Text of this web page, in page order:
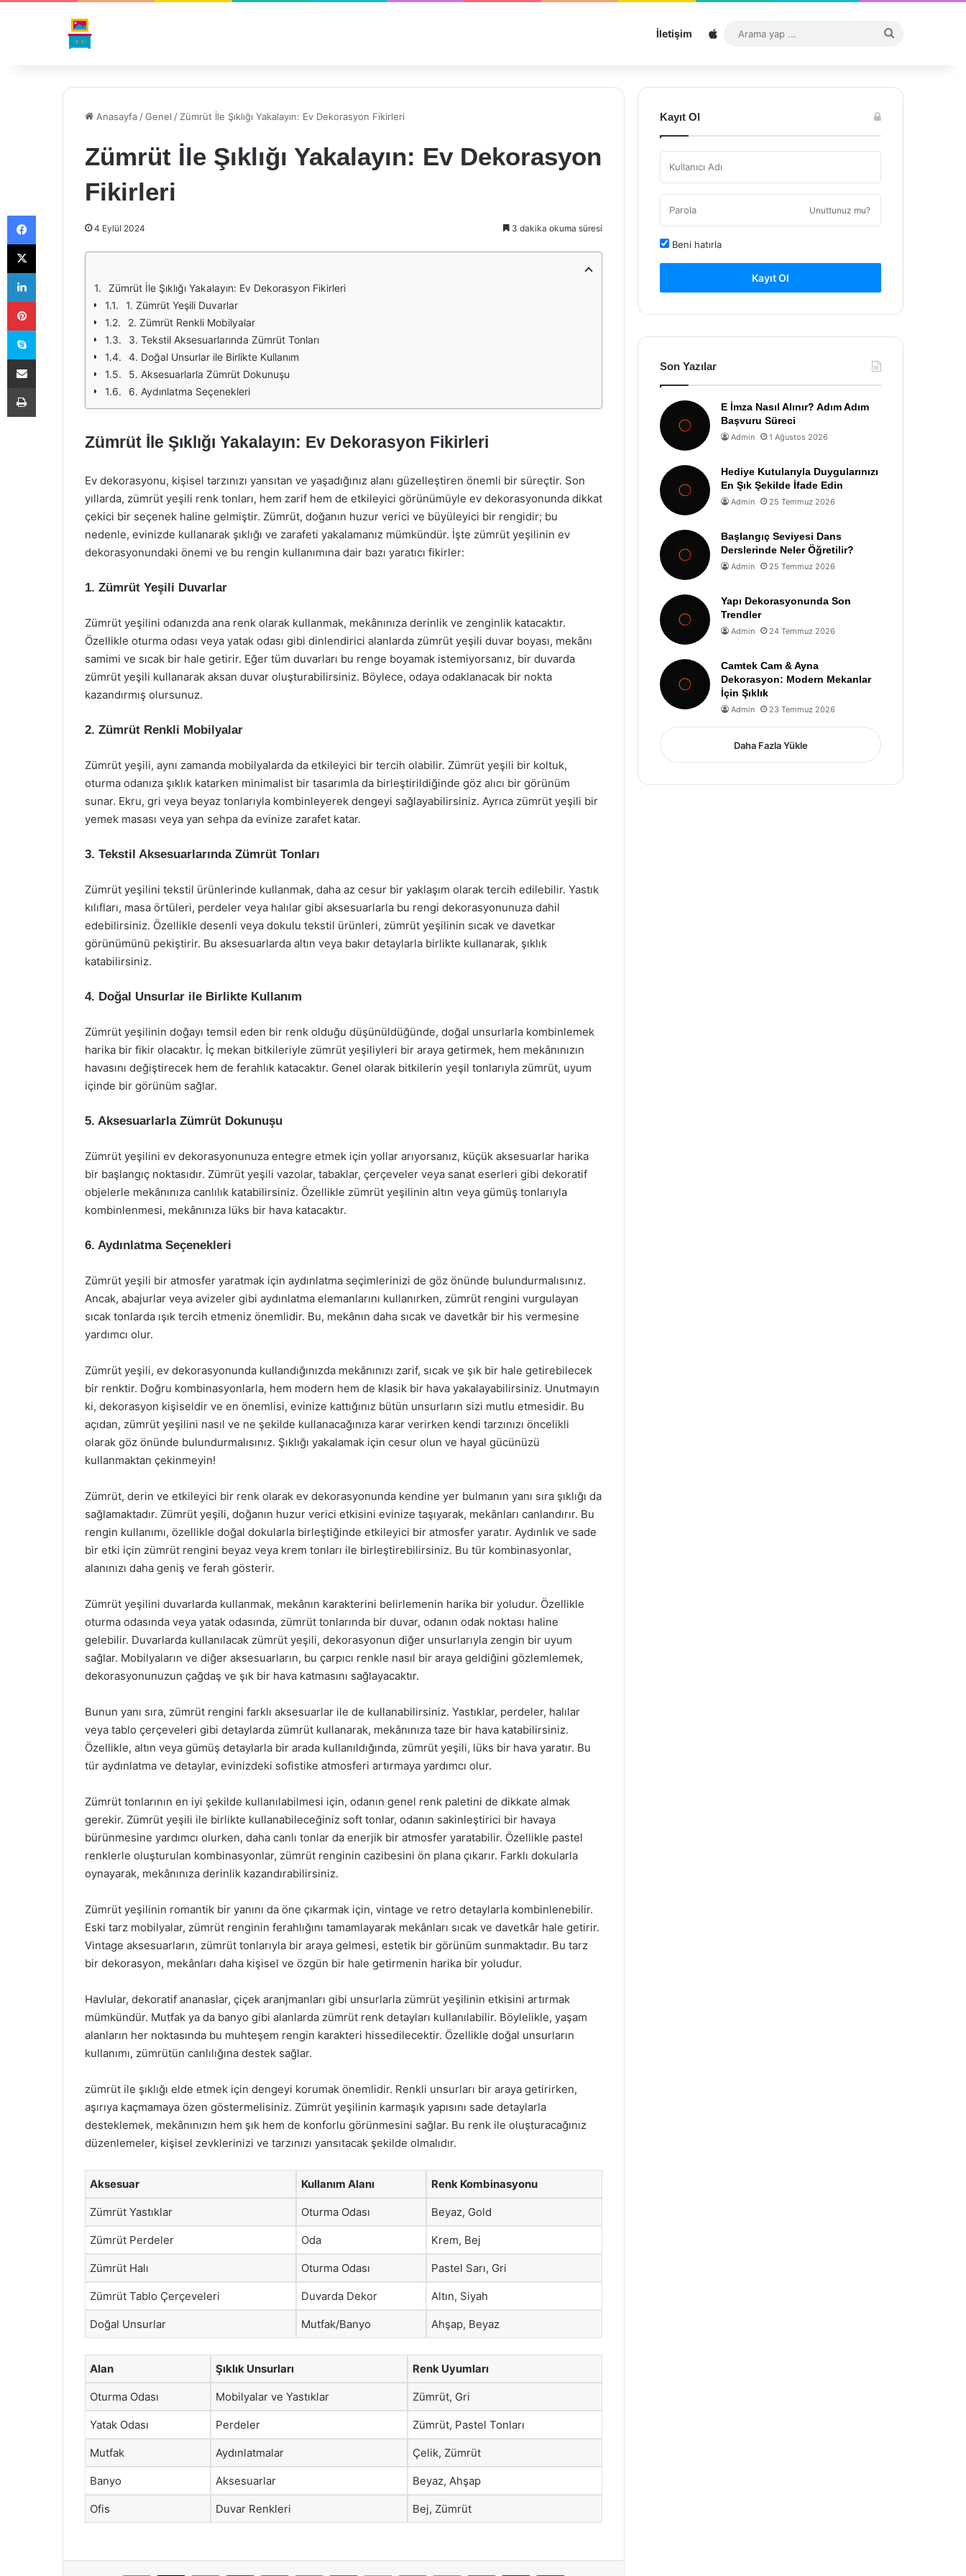
İletişim Sitemap
...
Anasayfa /Genel / Zümrüt İle Şıklığı Yakalayın: Ev Dekorasyon Fikirleri
Zümrüt İle Şıklığı Yakalayın: Ev Dekorasyon
Fikirleri
4 Eylül 2024 3 dakika okuma süresi
Zümrüt İle Şıklığı Yakalayın: Ev Dekorasyon Fikirleri
1. Zümrüt Yeşili Duvarlar
2. Zümrüt Renkli Mobilyalar
3. Tekstil Aksesuarlarında Zümrüt Tonları
4. Doğal Unsurlar ile Birlikte Kullanım
5. Aksesuarlarla Zümrüt Dokunuşu
6. Aydınlatma Seçenekleri
Zümrüt İle Şıklığı Yakalayın: Ev Dekorasyon Fikirleri
Ev dekorasyonu, kişisel tarzınızı yansıtan ve yaşadığınız alanı güzelleştiren önemli bir süreçtir. Son
yıllarda, zümrüt yeşili renk tonları, hem zarif hem de etkileyici görünümüyle ev dekorasyonunda dikkat
çekici bir seçenek haline gelmiştir. Zümrüt, doğanın huzur verici ve büyüleyici bir rengidir; bu
nedenle, evinizde kullanarak şıklığı ve zarafeti yakalamanız mümkündür. İşte zümrüt yeşilinin ev
dekorasyonundaki önemi ve bu rengin kullanımına dair bazı yaratıcı fikirler:
1. Zümrüt Yeşili Duvarlar
Zümrüt yeşilini odanızda ana renk olarak kullanmak, mekânınıza derinlik ve zenginlik katacaktır.
Özellikle oturma odası veya yatak odası gibi dinlendirici alanlarda zümrüt yeşili duvar boyası, mekânı
samimi ve sıcak bir hale getirir. Eğer tüm duvarları bu renge boyamak istemiyorsanız, bir duvarda
zümrüt yeşili kullanarak aksan duvar oluşturabilirsiniz. Böylece, odaya odaklanacak bir nokta
kazandırmış olursunuz.
2. Zümrüt Renkli Mobilyalar
Zümrüt yeşili, aynı zamanda mobilyalarda da etkileyici bir tercih olabilir. Zümrüt yeşili bir koltuk,
oturma odanıza şıklık katarken minimalist bir tasarımla da birleştirildiğinde göz alıcı bir görünüm
sunar. Ekru, gri veya beyaz tonlarıyla kombinleyerek dengeyi sağlayabilirsiniz. Ayrıca zümrüt yeşili bir
yemek masası veya yan sehpa da evinize zarafet katar.
3. Tekstil Aksesuarlarında Zümrüt Tonları
Zümrüt yeşilini tekstil ürünlerinde kullanmak, daha az cesur bir yaklaşım olarak tercih edilebilir. Yastık
kılıfları, masa örtüleri, perdeler veya halılar gibi aksesuarlarla bu rengi dekorasyonunuza dahil
edebilirsiniz. Özellikle desenli veya dokulu tekstil ürünleri, zümrüt yeşilinin sıcak ve davetkar
görünümünü pekiştirir. Bu aksesuarlarda altın veya bakır detaylarla birlikte kullanarak, şıklık
katabilirsiniz.
4. Doğal Unsurlar ile Birlikte Kullanım
Zümrüt yeşilinin doğayı temsil eden bir renk olduğu düşünüldüğünde, doğal unsurlarla kombinlemek
harika bir fikir olacaktır. İç mekan bitkileriyle zümrüt yeşiliy­leri bir araya getirmek, hem mekânınızın
havasını değiştirecek hem de ferahlık katacaktır. Genel olarak bitkilerin yeşil tonlarıyla zümrüt, uyum
içinde bir görünüm sağlar.
5. Aksesuarlarla Zümrüt Dokunuşu
Zümrüt yeşilini ev dekorasyonunuza entegre etmek için yollar arıyorsanız, küçük aksesuarlar harika
bir başlangıç noktasıdır. Zümrüt yeşili vazolar, tabaklar, çerçeveler veya sanat eserleri gibi dekoratif
objelerle mekânınıza canlılık katabilirsiniz. Özellikle zümrüt yeşilinin altın veya gümüş tonlarıyla
kombinlenmesi, mekânınıza lüks bir hava katacaktır.
6. Aydınlatma Seçenekleri
Zümrüt yeşili bir atmosfer yaratmak için aydınlatma seçimlerinizi de göz önünde bulundurmalısınız.
Ancak, abajurlar veya avizeler gibi aydınlatma elemanlarını kullanırken, zümrüt rengini vurgulayan
sıcak tonlarda ışık tercih etmeniz önemlidir. Bu, mekânın daha sıcak ve davetkâr bir his vermesine
yardımcı olur.
Zümrüt yeşili, ev dekorasyonunda kullandığınızda mekânınızı zarif, sıcak ve şık bir hale getirebilecek
bir renktir. Doğru kombinasyonlarla, hem modern hem de klasik bir hava yakalayabilirsiniz. Unutmayın
ki, dekorasyon kişiseldir ve en önemlisi, evinize kattığınız bütün unsurların sizi mutlu etmesidir. Bu
açıdan, zümrüt yeşilini nasıl ve ne şekilde kullanacağınıza karar verirken kendi tarzınızı öncelikli
olarak göz önünde bulundurmalısınız. Şıklığı yakalamak için cesur olun ve hayal gücünüzü
kullanmaktan çekinmeyin!
Zümrüt, derin ve etkileyici bir renk olarak ev dekorasyonunda kendine yer bulmanın yanı sıra şıklığı da
sağlamaktadır. Zümrüt yeşili, doğanın huzur verici etkisini evinize taşıyarak, mekânları canlandırır. Bu
rengin kullanımı, özellikle doğal dokularla birleştiğinde etkileyici bir atmosfer yaratır. Aydınlık ve sade
bir etki için zümrüt rengini beyaz veya krem tonları ile birleştirebilirsiniz. Bu tür kombinasyonlar,
alanınızı daha geniş ve ferah gösterir.
Zümrüt yeşilini duvarlarda kullanmak, mekânın karakterini belirlemenin harika bir yoludur. Özellikle
oturma odasında veya yatak odasında, zümrüt tonlarında bir duvar, odanın odak noktası haline
gelebilir. Duvarlarda kullanılacak zümrüt yeşili, dekorasyonun diğer unsurlarıyla zengin bir uyum
sağlar. Mobilyaların ve diğer aksesuarların, bu çarpıcı renkle nasıl bir araya geldiğini gözlemlemek,
dekorasyonunuzun çağdaş ve şık bir hava katmasını sağlayacaktır.
Bunun yanı sıra, zümrüt rengini farklı aksesuarlar ile de kullanabilirsiniz. Yastıklar, perdeler, halılar
veya tablo çerçeveleri gibi detaylarda zümrüt kullanarak, mekânınıza taze bir hava katabilirsiniz.
Özellikle, altın veya gümüş detaylarla bir arada kullanıldığında, zümrüt yeşili, lüks bir hava yaratır. Bu
tür aydınlatma ve detaylar, evinizdeki sofistike atmosferi artırmaya yardımcı olur.
Zümrüt tonlarının en iyi şekilde kullanılabilmesi için, odanın genel renk paletini de dikkate almak
gerekir. Zümrüt yeşili ile birlikte kullanabileceğiniz soft tonlar, odanın sakinleştirici bir havaya
bürünmesine yardımcı olurken, daha canlı tonlar da enerjik bir atmosfer yaratabilir. Özellikle pastel
renklerle oluşturulan kombinasyonlar, zümrüt renginin cazibesini ön plana çıkarır. Farklı dokularla
oynayarak, mekânınıza derinlik kazandırabilirsiniz.
Zümrüt yeşilinin romantik bir yanını da öne çıkarmak için, vintage ve retro detaylarla kombinlenebilir.
Eski tarz mobilyalar, zümrüt renginin ferahlığını tamamlayarak mekânları sıcak ve davetkâr hale getirir.
Vintage aksesuarların, zümrüt tonlarıyla bir araya gelmesi, estetik bir görünüm sunmaktadır. Bu tarz
bir dekorasyon, mekânları daha kişisel ve özgün bir hale getirmenin harika bir yoludur.
Havlular, dekoratif ananaslar, çiçek aranjmanları gibi unsurlarla zümrüt yeşilinin etkisini artırmak
mümkündür. Mutfak ya da banyo gibi alanlarda zümrüt renk detayları kullanılabilir. Böylelikle, yaşam
alanların her noktasında bu muhteşem rengin karakteri hissedilecektir. Özellikle doğal unsurların
kullanımı, zümrütün canlılığına destek sağlar.
zümrüt ile şıklığı elde etmek için dengeyi korumak önemlidir. Renkli unsurları bir araya getirirken,
aşırıya kaçmamaya özen göstermelisiniz. Zümrüt yeşilinin karmaşık yapısını sade detaylarla
desteklemek, mekânınızın hem şık hem de konforlu görünmesini sağlar. Bu renk ile oluşturacağınız
düzenlemeler, kişisel zevklerinizi ve tarzınızı yansıtacak şekilde olmalıdır.
Aksesuar Kullanım Alanı Renk Kombinasyonu
Zümrüt Yastıklar Oturma Odası Beyaz, Gold
Zümrüt Perdeler Oda Krem, Bej
Zümrüt Halı Oturma Odası Pastel Sarı, Gri
Zümrüt Tablo Çerçeveleri Duvarda Dekor Altın, Siyah
Doğal Unsurlar Mutfak/Banyo Ahşap, Beyaz
Alan Şıklık Unsurları Renk Uyumları
Oturma Odası Mobilyalar ve Yastıklar Zümrüt, Gri
Yatak Odası Perdeler Zümrüt, Pastel Tonları
Mutfak Aydınlatmalar Çelik, Zümrüt
Banyo Aksesuarlar Beyaz, Ahşap
Ofis Duvar Renkleri Bej, Zümrüt
Kayıt Ol
Unuttunuz mu?
Beni hatırla
Kayıt Ol
Son Yazılar
E İmza Nasıl Alınır? Adım Adım
Başvuru Süreci
Admin 1 Ağustos 2026
Hediye Kutularıyla Duygularınızı
En Şık Şekilde İfade Edin
Admin 25 Temmuz 2026
Başlangıç Seviyesi Dans
Derslerinde Neler Öğretilir?
Admin 25 Temmuz 2026
Yapı Dekorasyonunda Son
Trendler
Admin 24 Temmuz 2026
Camtek Cam & Ayna
Dekorasyon: Modern Mekanlar
İçin Şıklık
Admin 23 Temmuz 2026
Daha Fazla Yükle
Facebook
X
LinkedIn
Pinterest
Skype
E-Posta ile paylaş